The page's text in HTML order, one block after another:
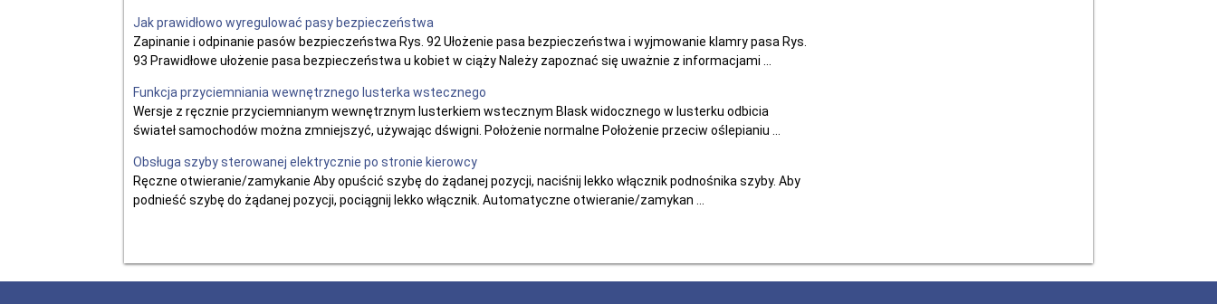
Jak prawidłowo wyregulować pasy bezpieczeństwa
Zapinanie i odpinanie pasów bezpieczeństwa Rys. 92 Ułożenie pasa bezpieczeństwa i wyjmowanie klamry pasa Rys.
93 Prawidłowe ułożenie pasa bezpieczeństwa u kobiet w ciąży Należy zapoznać się uważnie z informacjami ...
Funkcja przyciemniania wewnętrznego lusterka wstecznego
Wersje z ręcznie przyciemnianym wewnętrznym lusterkiem wstecznym Blask widocznego w lusterku odbicia
świateł samochodów można zmniejszyć, używając dświgni. Położenie normalne Położenie przeciw oślepianiu ...
Obsługa szyby sterowanej elektrycznie po stronie kierowcy
Ręczne otwieranie/zamykanie Aby opuścić szybę do żądanej pozycji, naciśnij lekko włącznik podnośnika szyby. Aby
podnieść szybę do żądanej pozycji, pociągnij lekko włącznik. Automatyczne otwieranie/zamykan ...